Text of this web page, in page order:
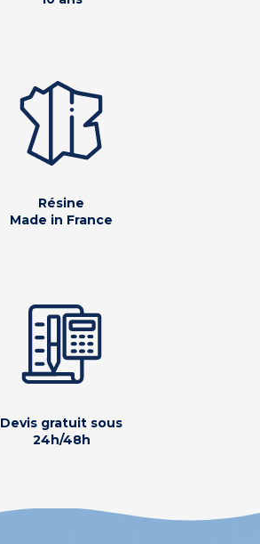
Résine
Made in France
Devis gratuit sous
24h/48h